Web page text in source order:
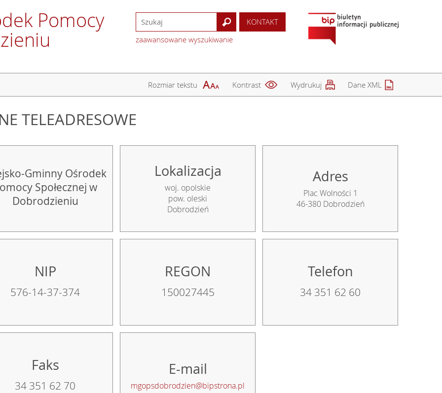
Pomocy
zaawansowane wyszukiwanie
KONTAKT
Rozmiar tekstu Kontrast Wydrukuj Dane XML
TELEADRESOWE
Gminny Ośrodek
Społecznej w
Dobrodzieniu
Lokalizacja
woj. opolskie
pow. oleski
Dobrodzień
Adres
Plac Wolności 1
46-380 Dobrodzień
NIP
576-14-37-374
REGON
150027445
Telefon
34 351 62 60
Faks
34 351 62 70
E-mail
mgopsdobrodzien@bipstrona.pl